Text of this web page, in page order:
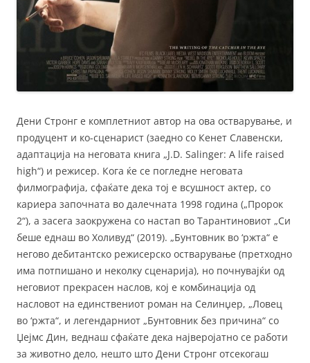
Дени Стронг е комплетниот автор на ова остварување, и
продуцент и ко-сценарист (заедно со Кенет Славенски,
адаптација на неговата книга „J.D. Salinger: A life raised
high“) и режисер. Кога ќе се погледне неговата
филмографија, сфаќате дека тој е всушност актер, со
кариера започната во далечната 1998 година („Пророк
2“), а засега заокружена со настап во Тарантиновиот „Си
беше еднаш во Холивуд“ (2019). „Бунтовник во ‘ржта“ е
негово дебитантско режисерско остварување (претходно
има потпишано и неколку сценарија), но почнувајќи од
неговиот прекрасен наслов, кој е комбинација од
насловот на единствениот роман на Селинџер, „Ловец
во ‘ржта“, и легендарниот „Бунтовник без причина“ со
Џејмс Дин, веднаш сфаќате дека најверојатно се работи
за животно дело, нешто што Дени Стронг отсекогаш